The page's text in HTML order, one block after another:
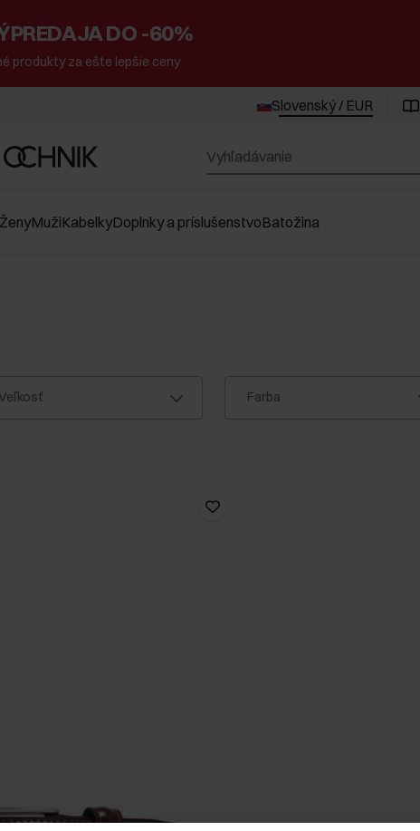
DO -60%
produkty za ešte lepšie ceny
Slovenský / EUR
ŽenyMužiKabelkyDoplnky a príslušenstvoBatožina
Veľkosť Farba